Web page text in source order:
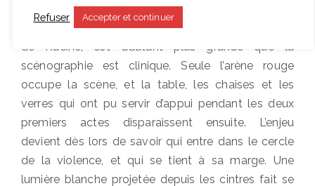
La violence exprimée, quoique sertie dans les vers
de Racine, est d’autant plus grande que la
scénographie est clinique. Seule l’arène rouge
occupe la scène, et la table, les chaises et les
verres qui ont pu servir d’appui pendant les deux
premiers actes disparaissent ensuite. L’enjeu
devient dès lors de savoir qui entre dans le cercle
de la violence, et qui se tient à sa marge. Une
lumière blanche projetée depuis les cintres fait se
Refuser Accepter et continuer